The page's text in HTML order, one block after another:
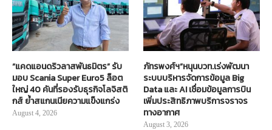
“แคดแอนดริวลาสพันธมิตร” รับ
มอบ Scania Super Euro5 ล็อต
ใหญ่ 40 คันที่รองรับธุรกิจโลจิสติ
กส์ ย้ำสแกนเนียความแข็งแกร่ง
August 4, 2026
ภัทรพงศ์ฯ”หนุนบวท.เร่งพัฒนา
ระบบบริหารจัดการข้อมูล Big
Data และ AI เชื่อมข้อมูลการบิน
เพิ่มประสิทธิภาพบริการจราจร
ทางอากาศ
August 3, 2026